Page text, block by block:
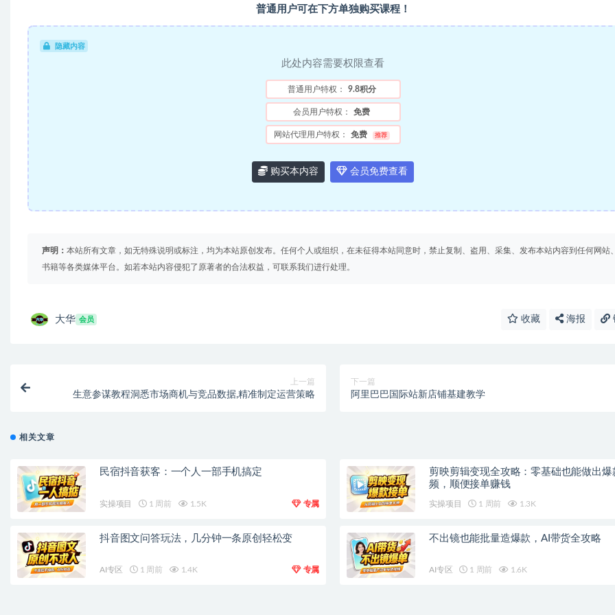
普通用户可在下方单独购买课程！
隐藏内容
此处内容需要权限查看
普通用户特权： 9.8积分
会员用户特权： 免费
网站代理用户特权： 免费 推荐
购买本内容 会员免费查看
声明： 本站所有文章，如无特殊说明或标注，均为本站原创发布。任何个人或组织，在未征得本站同意时，禁止复制、盗用、采集、发布本站内容到任何网站
书籍等各类媒体平台。如若本站内容侵犯了原著者的合法权益，可联系我们进行处理。
大华 会员 收藏 海报
上一篇
生意参谋教程洞悉市场商机与竞品数据,精准制定运营策略
下一篇
阿里巴巴国际站新店铺基建教学
相关文章
民宿抖音获客：一个人一部手机搞定
实操项目 1 周前 1.5K 专属
剪映剪辑变现全攻略：零基础也能做出爆
频，顺便接单赚钱
实操项目 1 周前 1.3K
抖音图文问答玩法，几分钟一条原创轻松变
AI专区 1 周前 1.4K 专属
不出镜也能批量造爆款，AI带货全攻略
AI专区 1 周前 1.6K